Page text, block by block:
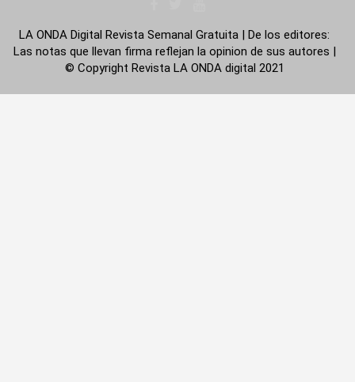
LA ONDA Digital Revista Semanal Gratuita | De los editores:
Las notas que llevan firma reflejan la opinion de sus autores |
© Copyright Revista LA ONDA digital 2021